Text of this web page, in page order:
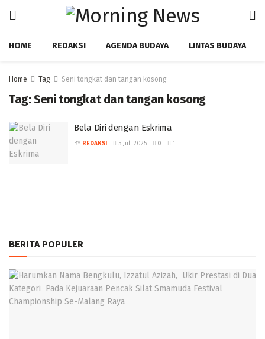
HOME REDAKSI AGENDA BUDAYA LINTAS BUDAYA
Home Tag Seni tongkat dan tangan kosong
Tag:Seni tongkat dan tangan kosong
Bela Diri dengan Eskrima
BY REDAKSI 5 Juli 2025 0 1
BERITA POPULER